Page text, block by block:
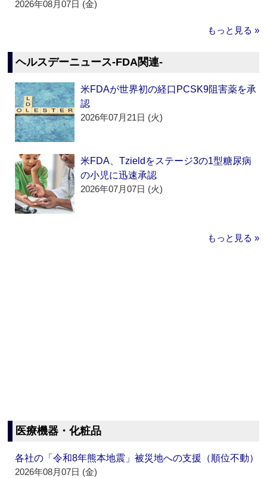
2026年08月07日 (金)
もっと見る »
ヘルスデーニュース‐FDA関連‐
米FDAが世界初の経口PCSK9阻害薬を承
認
2026年07月21日 (火)
米FDA、Tzieldをステージ3の1型糖尿病
の小児に迅速承認
2026年07月07日 (火)
もっと見る »
医療機器・化粧品
各社の「令和8年熊本地震」被災地への支援（順位不動）
2026年08月07日 (金)